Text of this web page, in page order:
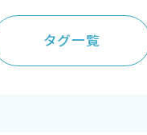
タグ一覧